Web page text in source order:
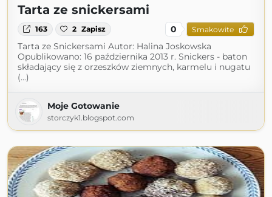
Tarta ze snickersami
163 2 Zapisz 0 Smakowite
Tarta ze Snickersami Autor: Halina Joskowska
Opublikowano: 16 października 2013 r. Snickers - baton
składający się z orzeszków ziemnych, karmelu i nugatu
(...)
Moje Gotowanie
storczyk1.blogspot.com